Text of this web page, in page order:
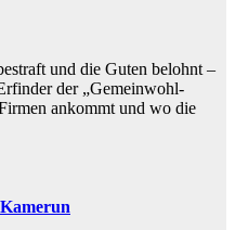
und die Guten belohnt –
der „Gemeinwohl-
ankommt und wo die